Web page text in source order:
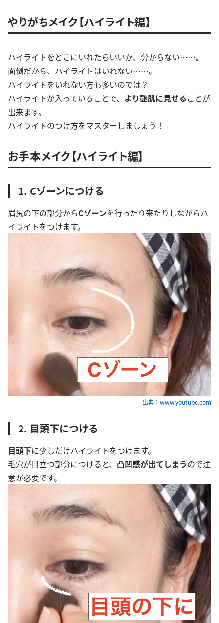
やりがちメイク【ハイライト編】
ハイライトをどこにいれたらいいか、分からない……。
面倒だから、ハイライトはいれない……。
ハイライトをいれない方も多いのでは？
ハイライトが入っていることで、 より艶肌に見せることが
出来ます。
ハイライトのつけ方をマスターしましょう！
お手本メイク【ハイライト編】
1. Cゾーンにつける
眉尻の下の部分からCゾーンを行ったり来たりしながらハ
イライトをつけます。
出典：www.youtube.com
2. 目頭下につける
目頭下に少しだけハイライトをつけます。
毛穴が目立つ部分につけると、 凸凹感が出てしまうので注
意が必要です。